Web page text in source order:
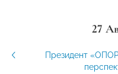
27
Президент